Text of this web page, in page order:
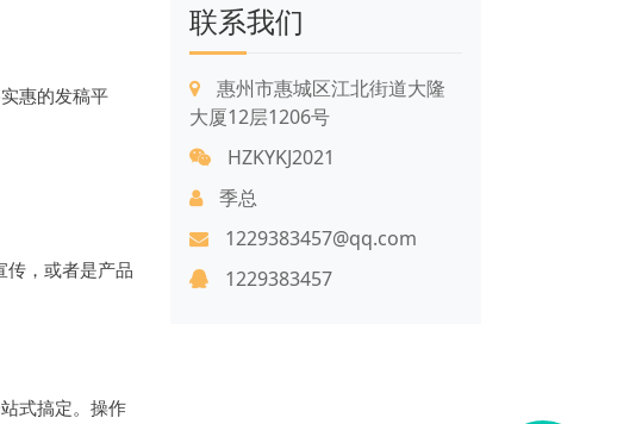
惠的发稿平
传，或者是产品
式搞定。操作
联系我们
惠州市惠城区江北街道大隆
大厦12层1206号
HZKYKJ2021
季总
1229383457@qq.com
1229383457